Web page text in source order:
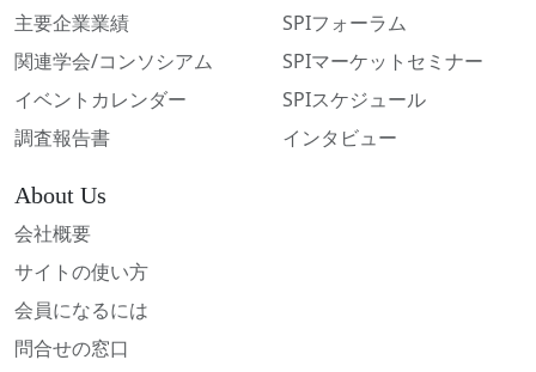
主要企業業績
関連学会/コンソシアム
イベントカレンダー
調査報告書
SPIフォーラム
SPIマーケットセミナー
SPIスケジュール
インタビュー
About Us
会社概要
サイトの使い方
会員になるには
問合せの窓口